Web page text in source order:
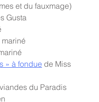
et du fauxmage)
Gusta
mariné
» à fondue de Miss
du Paradis